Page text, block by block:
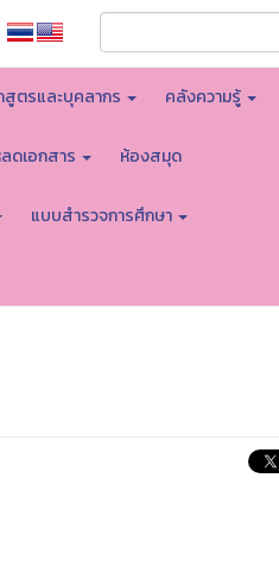
ตรและบุคลากร คลังความรู้
ดเอกสาร ห้องสมุด
แบบสำรวจการศึกษา